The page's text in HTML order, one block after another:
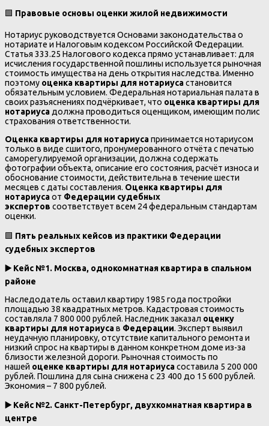
🟩 Правовые основы оценки жилой недвижимости
Нотариус руководствуется Основами законодательства о
нотариате и Налоговым кодексом Российской Федерации.
Статья 333.25 Налогового кодекса прямо устанавливает: для
исчисления государственной пошлины используется рыночная
стоимость имущества на день открытия наследства. Именно
поэтому оценка квартиры для нотариусастановится
обязательным условием. Федеральная нотариальная палата в
своих разъяснениях подчёркивает, что оценка квартиры для
нотариусадолжна проводиться оценщиком, имеющим полис
страхования ответственности.
Оценка квартиры для нотариусапринимается нотариусом
только в виде сшитого, пронумерованного отчёта с печатью
саморегулируемой организации, должна содержать
фотографии объекта, описание его состояния, расчёт износа и
обоснование стоимости, действительна в течение шести
месяцев с даты составления. Оценка квартиры для
нотариусаот Федерации судебных
экспертов соответствует всем 24 федеральным стандартам
оценки.
🟩 Пять реальных кейсов из практики Федерации
судебных экспертов
▶️ Кейс №1. Москва, однокомнатная квартира в спальном
районе
Наследодатель оставил квартиру 1985 года постройки
площадью 38 квадратных метров. Кадастровая стоимость
составляла 7 800 000 рублей. Наследник заказал оценку
квартиры для нотариусав Федерации. Эксперт выявил
неудачную планировку, отсутствие капитального ремонта и
низкий спрос на квартиры в данном конкретном доме из-за
близости железной дороги. Рыночная стоимость по
нашей оценке квартиры для нотариусасоставила 5 200 000
рублей. Пошлина для сына снижена с 23 400 до 15 600 рублей.
Экономия – 7 800 рублей.
▶️ Кейс №2. Санкт-Петербург, двухкомнатная квартира в
центре